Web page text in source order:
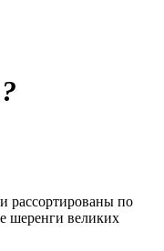
рассортированы по
шеренги великих